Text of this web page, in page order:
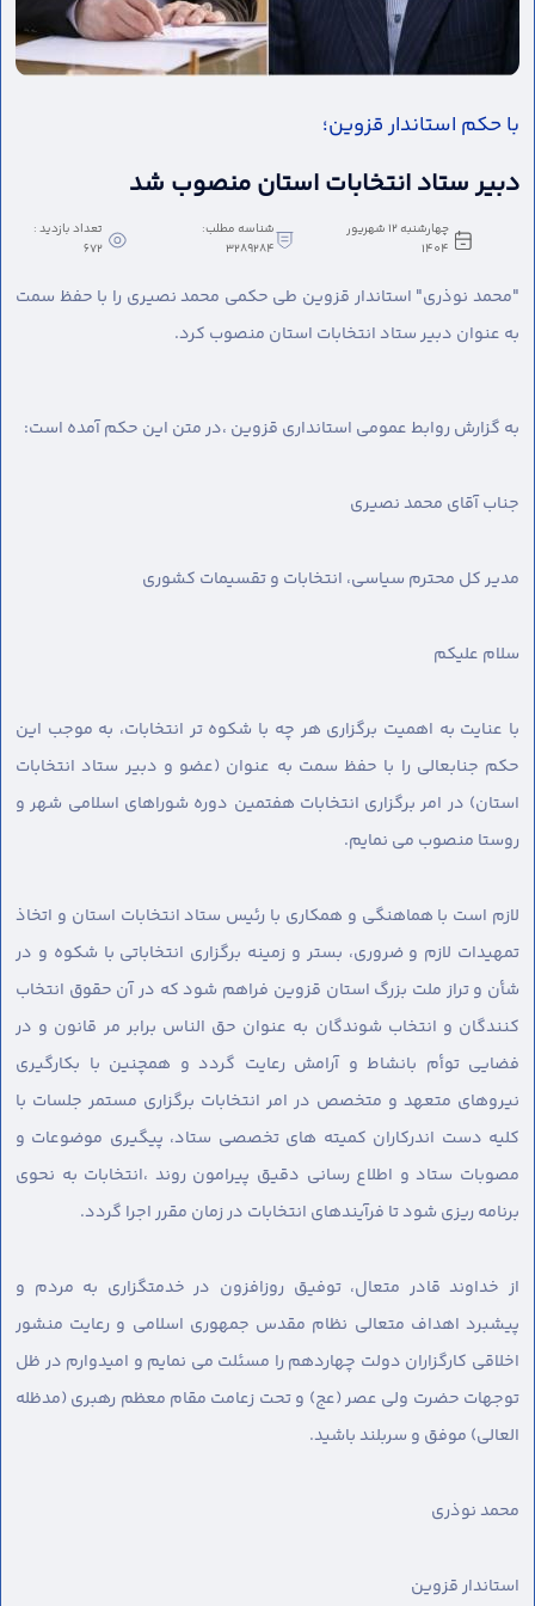
با حکم استاندار قزوین؛
دبیر ستاد انتخابات استان منصوب شد
چهارشنبه 12 شهریور
1404
شناسه مطلب:
3289284
تعداد بازدید :
672
"محمد نوذری" استاندار قزوین طی حکمی محمد نصیری را با حفظ سمت
به عنوان دبیر ستاد انتخابات استان منصوب کرد.
به گزارش روابط عمومی استانداری قزوین ،در متن این حکم آمده است:
جناب آقای محمد نصیری
مدیر کل محترم سیاسی، انتخابات و تقسیمات کشوری
سلام علیکم
با عنایت به اهمیت برگزاری هر چه با شکوه تر انتخابات، به موجب این
حکم جنابعالی را با حفظ سمت به عنوان (عضو و دبیر ستاد انتخابات
استان) در امر برگزاری انتخابات هفتمین دوره شوراهای اسلامی شهر و
روستا منصوب می نمایم.
لازم است با هماهنگی و همکاری با رئیس ستاد انتخابات استان و اتخاذ
تمهیدات لازم و ضروری، بستر و زمینه برگزاری انتخاباتی با شکوه و در
شأن و تراز ملت بزرگ استان قزوین فراهم شود که در آن حقوق انتخاب
کنندگان و انتخاب شوندگان به عنوان حق الناس برابر مر قانون و در
فضایی توأم بانشاط و آرامش رعایت گردد و همچنین با بکارگیری
نیروهای متعهد و متخصص در امر انتخابات برگزاری مستمر جلسات با
کلیه دست اندرکاران کمیته های تخصصی ستاد، پیگیری موضوعات و
مصوبات ستاد و اطلاع رسانی دقیق پیرامون روند ،انتخابات به نحوی
برنامه ریزی شود تا فرآیندهای انتخابات در زمان مقرر اجرا گردد.
از خداوند قادر متعال، توفیق روزافزون در خدمتگزاری به مردم و
پیشبرد اهداف متعالی نظام مقدس جمهوری اسلامی و رعایت منشور
اخلاقی کارگزاران دولت چهاردهم را مسئلت می نمایم و امیدوارم در ظل
توجهات حضرت ولی عصر (عج) و تحت زعامت مقام معظم رهبری (مدظله
العالی) موفق و سربلند باشید.
محمد نوذری
استاندار قزوین